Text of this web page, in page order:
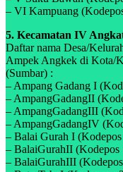
– VI Kampuang
5. Kecamatan IV
Daftar nama Desa/
Ampek Angkek di Kota/
(Sumbar) :
– Ampang Gadang I
– AmpangGadangII
– AmpangGadangIII
– AmpangGadangIV
– Balai Gurah I
– BalaiGurahII (Kodepos
– BalaiGurahIII